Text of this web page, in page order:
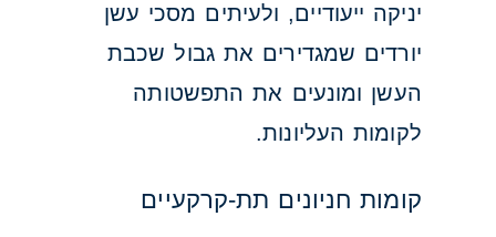
יניקה ייעודיים, ולעיתים מסכי עשן
יורדים שמגדירים את גבול שכבת
העשן ומונעים את התפשטותה
לקומות העליונות.
קומות חניונים תת-קרקעיים